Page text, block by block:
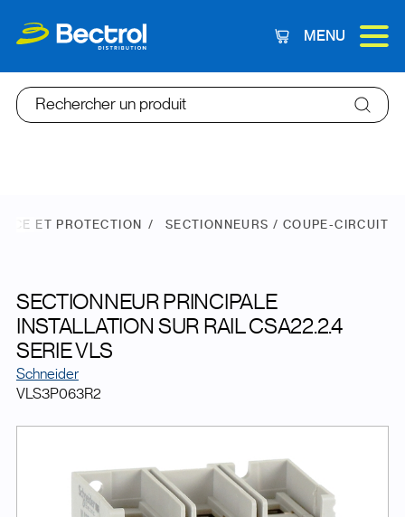
Panier
MENU
Rechercher un produit
ET PROTECTION SECTIONNEURS / COUPE-CIRCUIT
SECTIONNEUR PRINCIPALE
INSTALLATION SUR RAIL CSA22.2.4
SERIE VLS
Schneider
VLS3P063R2